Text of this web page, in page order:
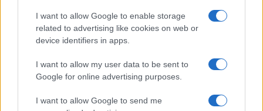
I want to allow Google to enable storage
related to advertising like cookies on web or
device identifiers in apps.
I want to allow my user data to be sent to
Google for online advertising purposes.
I want to allow Google to send me
της σεζόν
11.06.2026byΑναστασια Βαπορακη
Vivian Jenna Wilson: Η τρανς κόρη του
Έλον Μασκ ποζάρει στην Pride καμπάνια
της Savage x Fenty